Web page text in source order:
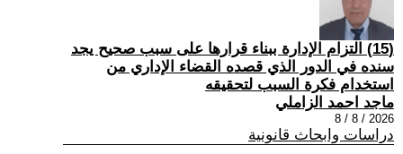
(15) التزام الإدارة ببناء قرارها على سبب صحیح یجد
سنده في الدور الذي قصده القضاء الإداري من
استخدام فكرة السبب لتحقیقه
ماجد احمد الزاملي
2026 / 8 / 8
دراسات وابحاث قانونية